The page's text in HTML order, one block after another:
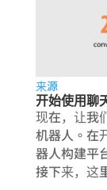
来源
开始使用聊
现在，让我
机器人。在
器人构建平
接下来，这